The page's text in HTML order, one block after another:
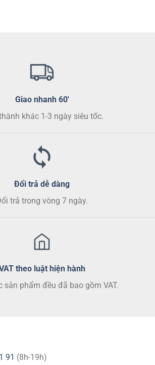
Giao nhanh 60'
khác 1-3 ngày siêu tốc.
Đổi trả dễ dàng
trả trong vòng 7 ngày.
theo luật hiện hành
sản phẩm đều đã bao gồm VAT.
91 (8h-19h)